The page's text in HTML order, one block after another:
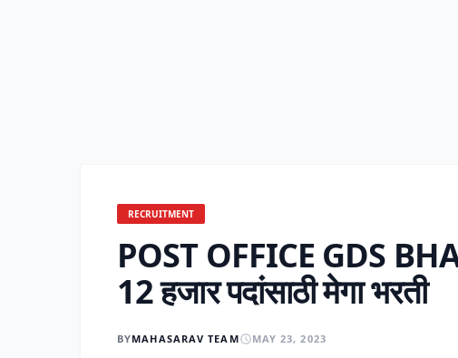
RECRUITMENT
POST OFFICE GDS
12 हजार पदांसाठी मेगा भरती
BYMAHASARAV TEAM MAY 23, 2023